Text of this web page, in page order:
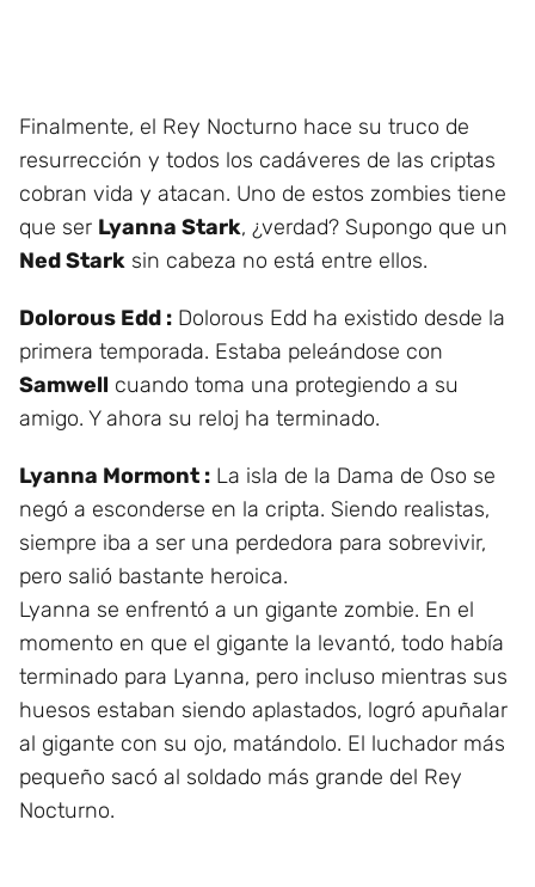
Finalmente, el Rey Nocturno hace su truco de
resurrección y todos los cadáveres de las criptas
cobran vida y atacan. Uno de estos zombies tiene
que ser Lyanna Stark, ¿verdad? Supongo que un
Ned Stark sin cabeza no está entre ellos.
Dolorous Edd : Dolorous Edd ha existido desde la
primera temporada. Estaba peleándose con
Samwell cuando toma una protegiendo a su
amigo. Y ahora su reloj ha terminado.
Lyanna Mormont : La isla de la Dama de Oso se
negó a esconderse en la cripta. Siendo realistas,
siempre iba a ser una perdedora para sobrevivir,
pero salió bastante heroica.
Lyanna se enfrentó a un gigante zombie. En el
momento en que el gigante la levantó, todo había
terminado para Lyanna, pero incluso mientras sus
huesos estaban siendo aplastados, logró apuñalar
al gigante con su ojo, matándolo. El luchador más
pequeño sacó al soldado más grande del Rey
Nocturno.